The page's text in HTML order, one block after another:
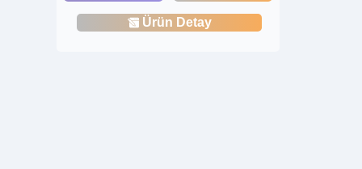
Ürün Detay